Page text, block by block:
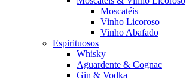
Moscatéis
Vinho Licoroso
Vinho Abafado
Espirituosos
Whisky
Aguardente & Cognac
Gin & Vodka